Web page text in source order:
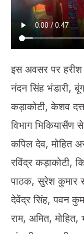
इस अवसर पर हरीश
नंदन सिंह भंडारी,
कड़ाकोटी, केशव
विभाग भिकियासैंण
कपिल देव, मोहित
रविंद्र कड़ाकोटी,
पाठक, सुरेश कुमार
देवेंद्र सिंह, पवन
राम, अमित, मोहित,